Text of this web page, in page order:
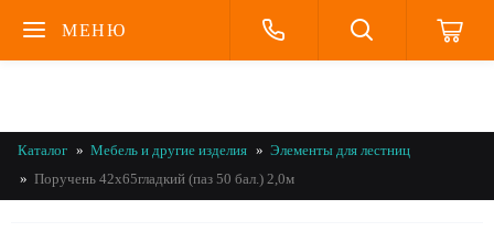
МЕНЮ
Каталог Мебель и другие изделия
Элементы для лестниц
Поручень 42х65гладкий (паз 50 бал.) 2,0м